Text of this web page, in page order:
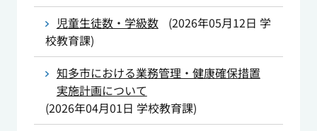
児童生徒数・学級数
(2026年05月12日 学
校教育課)
知多市における業務管理・健康確保措置
実施計画について
(2026年04月01日 学校教育課)